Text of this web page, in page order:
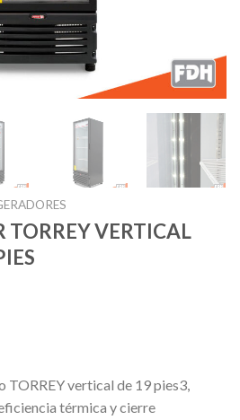
TORREY VERTICAL
vertical de 19 pies3,
térmica y cierre